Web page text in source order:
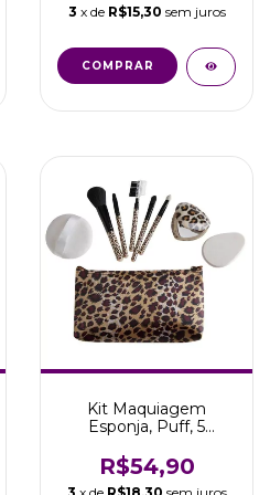
3 x de R$15,30 sem juros
COMPRAR
Kit Maquiagem
Esponja, Puff, 5
Espelho
R$54,90